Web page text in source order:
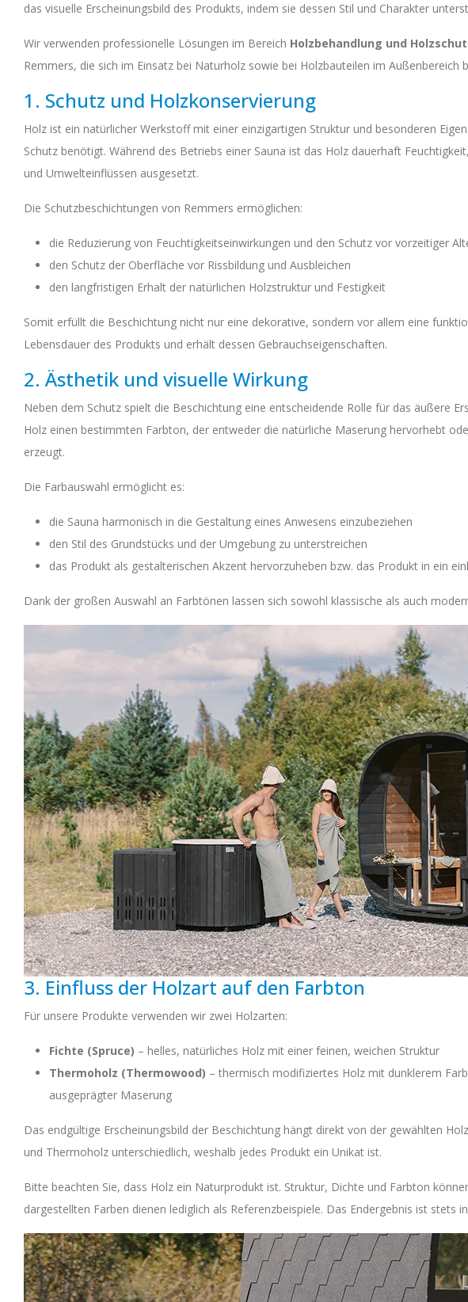
das visuelle Erscheinungsbild des Produkts, indem sie dessen Stil und Charakter
Wir verwenden professionelle Lösungen im Bereich Holzbehandlung und
Remmers, die sich im Einsatz bei Naturholz sowie bei Holzbauteilen im Außenbereich
1. Schutz und Holzkonservierung
Holz ist ein natürlicher Werkstoff mit einer einzigartigen Struktur und besonderen
Schutz benötigt. Während des Betriebs einer Sauna ist das Holz dauerhaft
und Umwelteinflüssen ausgesetzt.
Die Schutzbeschichtungen von Remmers ermöglichen:
die Reduzierung von Feuchtigkeitseinwirkungen und den Schutz vor vorzeitiger
den Schutz der Oberfläche vor Rissbildung und Ausbleichen
den langfristigen Erhalt der natürlichen Holzstruktur und Festigkeit
Somit erfüllt die Beschichtung nicht nur eine dekorative, sondern vor allem eine
Lebensdauer des Produkts und erhält dessen Gebrauchseigenschaften.
2. Ästhetik und visuelle Wirkung
Neben dem Schutz spielt die Beschichtung eine entscheidende Rolle für das äußere
Holz einen bestimmten Farbton, der entweder die natürliche Maserung hervorhebt
erzeugt.
Die Farbauswahl ermöglicht es:
die Sauna harmonisch in die Gestaltung eines Anwesens einzubeziehen
den Stil des Grundstücks und der Umgebung zu unterstreichen
das Produkt als gestalterischen Akzent hervorzuheben bzw. das Produkt in ein
Dank der großen Auswahl an Farbtönen lassen sich sowohl klassische als auch
3. Einfluss der Holzart auf den Farbton
Für unsere Produkte verwenden wir zwei Holzarten:
Fichte (Spruce) – helles, natürliches Holz mit einer feinen, weichen Struktur
Thermoholz (Thermowood) – thermisch modifiziertes Holz mit dunklerem
ausgeprägter Maserung
Das endgültige Erscheinungsbild der Beschichtung hängt direkt von der gewählten
und Thermoholz unterschiedlich, weshalb jedes Produkt ein Unikat ist.
Bitte beachten Sie, dass Holz ein Naturprodukt ist. Struktur, Dichte und Farbton
dargestellten Farben dienen lediglich als Referenzbeispiele. Das Endergebnis ist stets